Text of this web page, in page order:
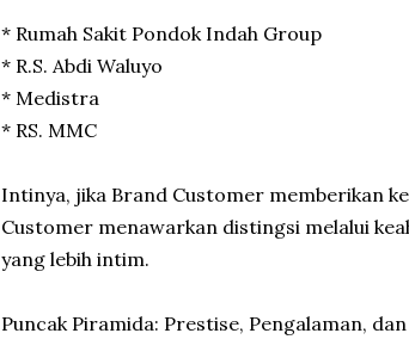
* Rumah Sakit Pondok Indah Group
* R.S. Abdi Waluyo
* Medistra
* RS. MMC
Intinya, jika Brand Customer memberikan
Customer menawarkan distingsi melalui
yang lebih intim.
Puncak Piramida: Prestise, Pengalaman,